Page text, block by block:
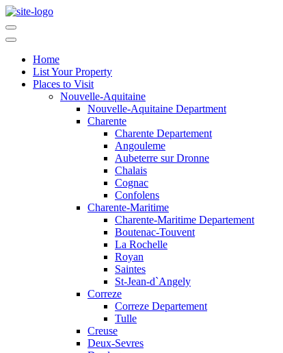
Home
List Your Property
Places to Visit
Nouvelle-Aquitaine
Nouvelle-Aquitaine Department
Charente
Charente Departement
Angouleme
Aubeterre sur Dronne
Chalais
Cognac
Confolens
Charente-Maritime
Charente-Maritime Departement
Boutenac-Touvent
La Rochelle
Royan
Saintes
St-Jean-d`Angely
Correze
Correze Departement
Tulle
Creuse
Deux-Sevres